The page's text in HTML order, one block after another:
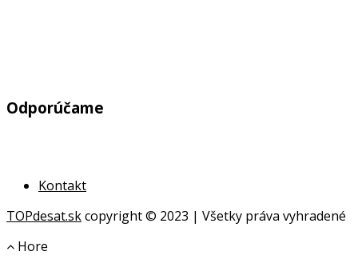
Odporúčame
Kontakt
TOPdesat.skcopyright © 2023 | Všetky práva vyhradené
Hore